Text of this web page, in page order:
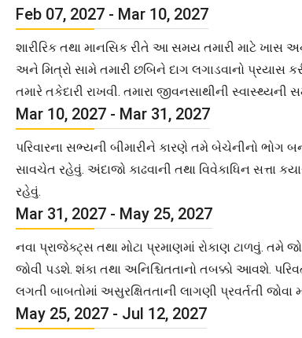
Feb 07, 2027 - Mar 10, 2027
શારીરિક તથા માનસિક રીતે આ સમય તમારી માટે ખાસ
અને મિત્રો સામે તમારી છબિને દાગ લગાડવાનો
તમારે તકેદારી રાખવી. તમારા જીવનસાથીની
Mar 10, 2027 - Mar 31, 2027
પરિવારના સભ્યની બીમારીને કારણે તમે બેચેનીનો ભોગ
સાવચેત રહેવું. અંદાજો કાઢવાની તથા વિવેકાધિન
રહેવું.
Mar 31, 2027 - May 25, 2027
નવા પ્રાજેક્ટ્સ તથા મોટા પ્રમાણમાં રોકાણ ટાળવું. તમે
જોવી પડશે. શંકા તથા અનિશ્ચિતતાનો તબક્કો આવશે.
લગતી બાબતોમાં અસુરક્ષિતતાની લાગણી પ્રવર્તતી જોવા
May 25, 2027 - Jul 12, 2027